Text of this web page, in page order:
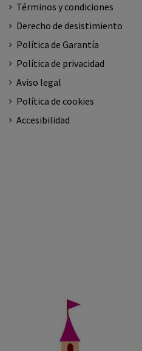
Términos y condiciones
Derecho de desistimiento
Política de Garantía
Política de privacidad
Aviso legal
Política de cookies
Accesibilidad